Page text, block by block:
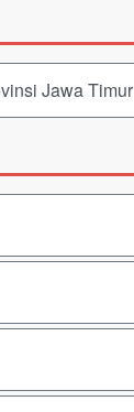
Jawa Timur